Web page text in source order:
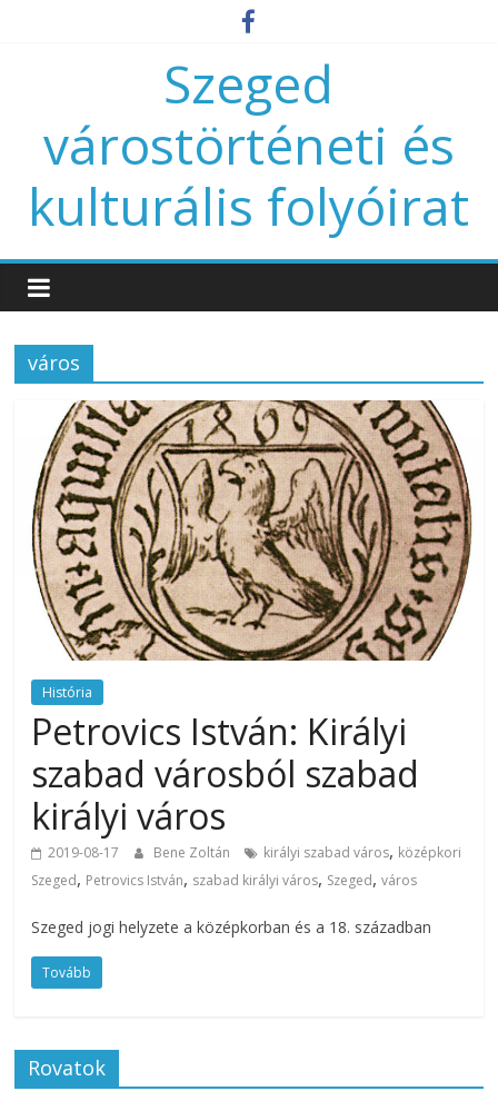
Szeged
várostörténeti és
kulturális folyóirat
város
História
Petrovics István: Királyi
szabad városból szabad
királyi város
2019-08-17 Bene Zoltán királyi szabad város, középkori
Szeged, Petrovics István, szabad királyi város, Szeged,város
Szeged jogi helyzete a középkorban és a 18. században
Tovább
Rovatok